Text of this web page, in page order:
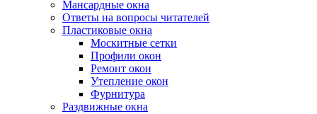
Мансардные окна
Ответы на вопросы читателей
Пластиковые окна
Москитные сетки
Профили окон
Ремонт окон
Утепление окон
Фурнитура
Раздвижные окна